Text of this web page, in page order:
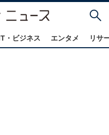
・ビジネス エンタメ リサ